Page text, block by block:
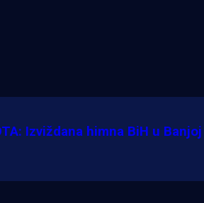
Izviždana himna BiH u Banjoj